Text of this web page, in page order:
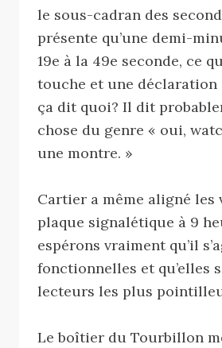
le sous-cadran des
présente qu’une demi-
19e à la 49e seconde, ce
touche et une déclaration
ça dit quoi? Il dit
chose du genre « oui,
une montre. »
Cartier a même aligné les
plaque signalétique à 9
espérons vraiment qu’il
fonctionnelles et qu’elles
lecteurs les plus
Le boîtier du Tourbillon